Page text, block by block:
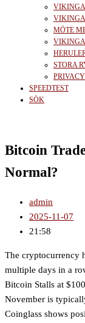
MÖTE
STORA
SPEEDTEST
SÖK
Bitcoin
Normal?
admin
2025-11-07
21:58
The cryptocurrency
multiple days in a
Bitcoin Stalls at
November is
Coinglass shows